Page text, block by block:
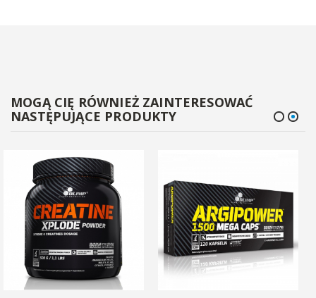
MOGĄ CIĘ RÓWNIEŻ ZAINTERESOWAĆ
NASTĘPUJĄCE PRODUKTY